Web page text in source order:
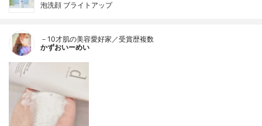
泡洗顔 ブライトアップ
－10才肌の美容愛好家／受賞歴複数
かずおいーめい